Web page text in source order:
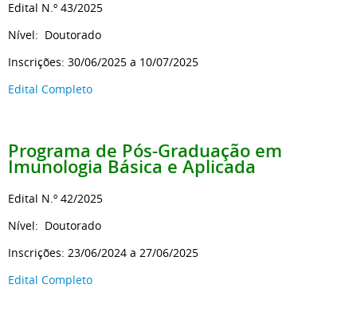
Edital N.º 43/2025
Nível: Doutorado
Inscrições: 30/06/2025 a 10/07/2025
Edital Completo
Programa de Pós-Graduação em
Imunologia Básica e Aplicada
Edital N.º 42/2025
Nível: Doutorado
Inscrições: 23/06/2024 a 27/06/2025
Edital Completo